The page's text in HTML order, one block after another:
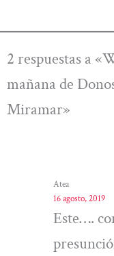
2 respuestas a
mañana de
Miramar»
Atea
16 agosto, 2019
Este….